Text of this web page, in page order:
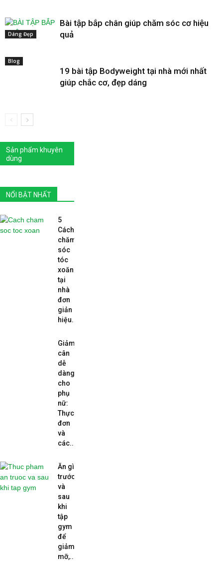
Dáng Đẹp
Bài tập bắp chân giúp chăm sóc cơ hiệu
quả
Blog
19 bài tập Bodyweight tại nhà mới nhất
giúp chắc cơ, đẹp dáng
Sản phẩm khuyên
dùng
NỔI BẬT NHẤT
5
Cách
chăm
sóc
tóc
xoăn
tại
nhà
đơn
giản
hiệu...
Giảm
cân
dễ
dàng
cho
phụ
nữ:
Thực
đơn
và
các...
Ăn gì
trước
và
sau
khi
tập
gym
để
giảm
mỡ,...